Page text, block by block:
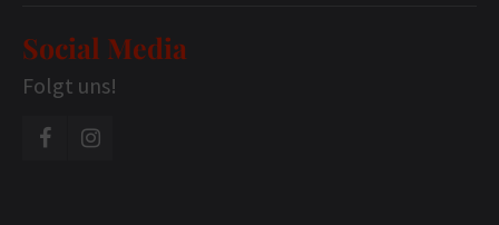
Social Media
Folgt uns!